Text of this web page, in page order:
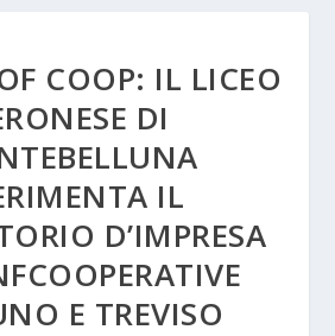
COOP: IL LICEO
DI
IL
D’IMPRESA
E TREVISO